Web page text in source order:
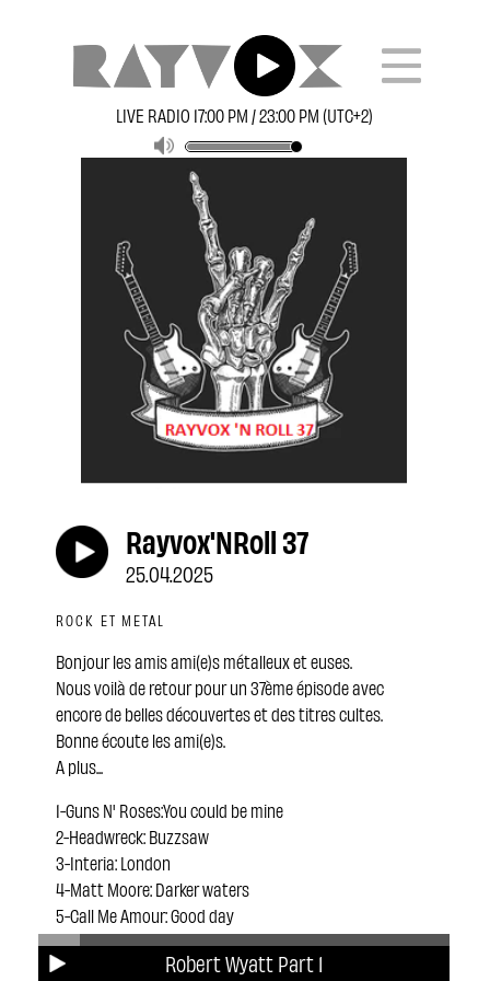
LIVE RADIO 17:00 PM / 23:00 PM (UTC+2)
Robert Wyatt Part 1
Rayvox'NRoll 37
25.04.2025
ROCK ET METAL
Bonjour les amis ami(e)s métalleux et euses.
Nous voilà de retour pour un 37ème épisode avec
encore de belles découvertes et des titres cultes.
Bonne écoute les ami(e)s.
A plus...
1-Guns N' Roses:You could be mine
2-Headwreck: Buzzsaw
3-Interia: London
4-Matt Moore: Darker waters
5-Call Me Amour: Good day
6-ACDC: Safe in New York city
7-MU: Fate and ashes